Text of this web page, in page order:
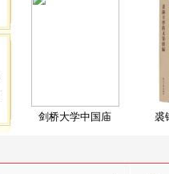
剑桥大学中国庙 裘